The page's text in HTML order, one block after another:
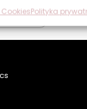
Polityka